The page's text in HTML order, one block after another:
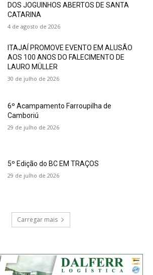
DOS JOGUINHOS ABERTOS DE SANTA
CATARINA
4 de agosto de 2026
ITAJAÍ PROMOVE EVENTO EM ALUSÃO
AOS 100 ANOS DO FALECIMENTO DE
LAURO MÜLLER
30 de julho de 2026
6º Acampamento Farroupilha de
Camboriú
29 de julho de 2026
5º Edição do BC EM TRAÇOS
29 de julho de 2026
Carregar mais